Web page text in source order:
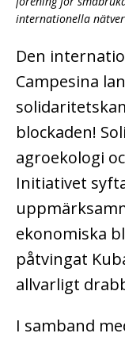
internationella
Den
Campesina
blockaden!
agroekologi
Initiativet
ekonomiska
påtvingat
allvarligt
I samband